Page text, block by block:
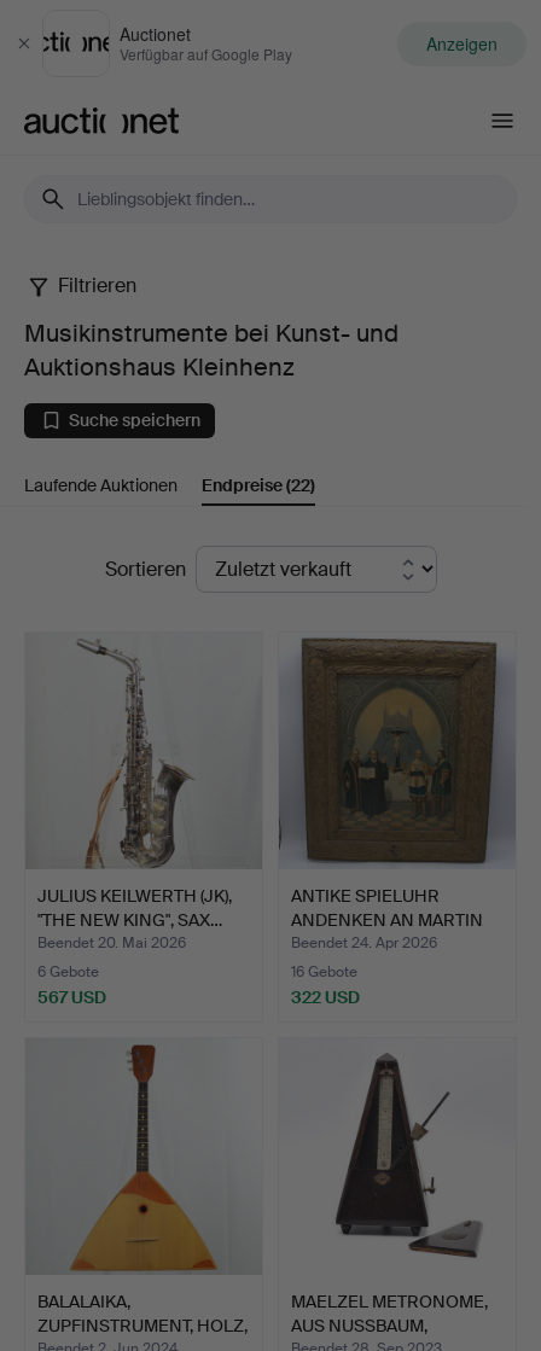
Schließen
Auctionet
Verfügbar auf Google Play Anzeigen
Musikinstrumente
bei
Kunst-
und
Kleinhenz
Filtrieren
Musikinstrumente bei Kunst- und
Auktionshaus Kleinhenz
Suche speichern
Laufende Auktionen Endpreise(22)
EndpreiseSortieren
JULIUS KEILWERTH (JK),
"THE NEW KING", SAX…
Beendet 20. Mai 2026
6 Gebote
567 USD
ANTIKE SPIELUHR
ANDENKEN AN MARTIN
LUTHER.…
Beendet 24. Apr 2026
16 Gebote
322 USD
BALALAIKA,
ZUPFINSTRUMENT, HOLZ,
MAELZEL METRONOME,
AUS NUSSBAUM,